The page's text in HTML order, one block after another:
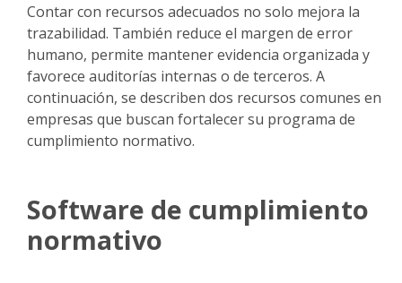
Contar con recursos adecuados no solo mejora la
trazabilidad. También reduce el margen de error
humano, permite mantener evidencia organizada y
favorece auditorías internas o de terceros. A
continuación, se describen dos recursos comunes en
empresas que buscan fortalecer su programa de
cumplimiento normativo.
Software de cumplimiento
normativo